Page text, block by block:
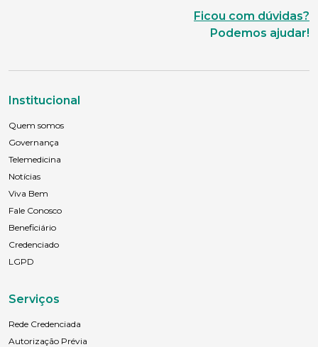
Ficou com dúvidas?
Podemos ajudar!
Institucional
Quem somos
Governança
Telemedicina
Notícias
Viva Bem
Fale Conosco
Beneficiário
Credenciado
LGPD
Serviços
Rede Credenciada
Autorização Prévia